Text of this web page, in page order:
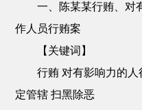
一、陈某某行贿、对
作人员行贿案
【关键词】
行贿 对有影响力的
定管辖 扫黑除恶